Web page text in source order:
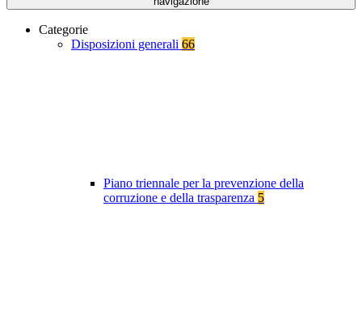
Categorie
Disposizioni generali 66
Piano triennale per la prevenzione della
corruzione e della trasparenza 5